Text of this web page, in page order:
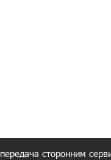
сторонним